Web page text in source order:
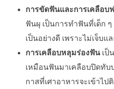
การขัดฟันและการเคลือบ
ฟันผุ เป็นการทำฟันที่เด็ก
เป็นอย่างดี เพราะไม่เจ็บแ
การเคลือบหลุมร่องฟัน เป็
เหมือนฟันมาเคลือบปิดทับ
กาสที่เศาอาหารจะเข้าไป